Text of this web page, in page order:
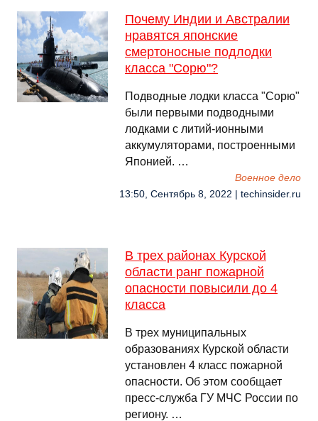
Почему Индии и Австралии
нравятся японские
смертоносные подлодки
класса "Сорю"?
Подводные лодки класса "Сорю"
были первыми подводными
лодками с литий-ионными
аккумуляторами, построенными
Японией. …
Военное дело
13:50, Сентябрь 8, 2022 | techinsider.ru
В трех районах Курской
области ранг пожарной
опасности повысили до 4
класса
В трех муниципальных
образованиях Курской области
установлен 4 класс пожарной
опасности. Об этом сообщает
пресс-служба ГУ МЧС России по
региону. …